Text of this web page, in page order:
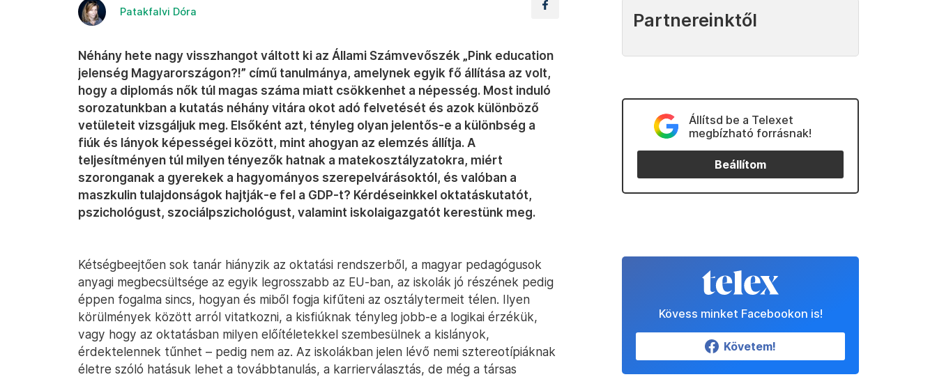
Patakfalvi Dóra
Néhány hete nagy visszhangot váltott ki az Állami Számvevőszék „Pink education
jelenség Magyarországon?!” című tanulmánya, amelynek egyik fő állítása az volt,
hogy a diplomás nők túl magas száma miatt csökkenhet a népesség. Most induló
sorozatunkban a kutatás néhány vitára okot adó felvetését és azok különböző
vetületeit vizsgáljuk meg. Elsőként azt, tényleg olyan jelentős-e a különbség a
fiúk és lányok képességei között, mint ahogyan az elemzés állítja. A
teljesítményen túl milyen tényezők hatnak a matekosztályzatokra, miért
szoronganak a gyerekek a hagyományos szerepelvárásoktól, és valóban a
maszkulin tulajdonságok hajtják-e fel a GDP-t? Kérdéseinkkel oktatáskutatót,
pszichológust, szociálpszichológust, valamint iskolaigazgatót kerestünk meg.
Kétségbeejtően sok tanár hiányzik az oktatási rendszerből, a magyar pedagógusok
anyagi megbecsültsége az egyik legrosszabb az EU-ban, az iskolák jó részének pedig
éppen fogalma sincs, hogyan és miből fogja kifűteni az osztálytermeit télen. Ilyen
körülmények között arról vitatkozni, a kisfiúknak tényleg jobb-e a logikai érzékük,
vagy hogy az oktatásban milyen előítéletekkel szembesülnek a kislányok,
érdektelennek tűnhet – pedig nem az. Az iskolákban jelen lévő nemi sztereotípiáknak
életre szóló hatásuk lehet a továbbtanulás, a karrierválasztás, de még a társas
Partnereinktől
Állítsd be a Telexet
megbízható forrásnak!
Beállítom
Kövess minket Facebookon is!
Követem!